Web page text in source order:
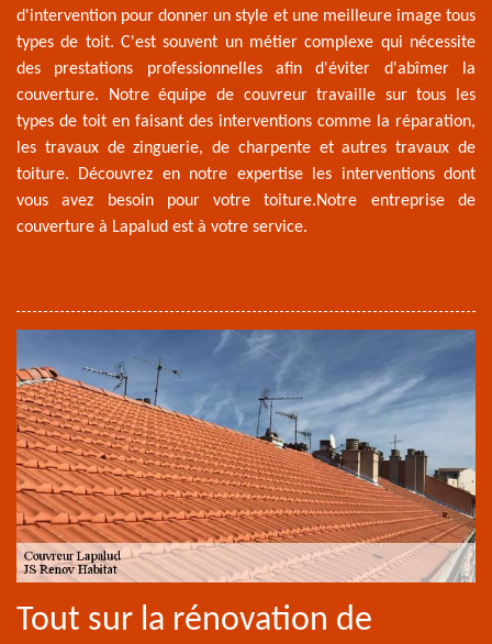
d'intervention pour donner un style et une meilleure image tous
types de toit. C'est souvent un métier complexe qui nécessite
des prestations professionnelles afin d'éviter d'abîmer la
couverture. Notre équipe de couvreur travaille sur tous les
types de toit en faisant des interventions comme la réparation,
les travaux de zinguerie, de charpente et autres travaux de
toiture. Découvrez en notre expertise les interventions dont
vous avez besoin pour votre toiture.Notre entreprise de
couverture à Lapalud est à votre service.
Tout sur la rénovation de